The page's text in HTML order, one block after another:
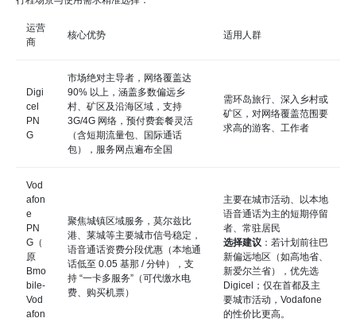
运营
商
核心优势 适用人群
Digi
cel
PN
G
市场绝对主导者，网络覆盖达
90% 以上，涵盖多数偏远乡
村、矿区及沿海区域，支持
3G/4G 网络，预付费套餐灵活
（含短期流量包、国际通话
包），服务网点遍布全国
需环岛旅行、深入乡村或
矿区，对网络覆盖范围要
求高的游客、工作者
Vod
afon
e
PN
G（
原
Bmo
bile-
Vod
afon
聚焦城镇区域服务，莫尔兹比
港、莱城等主要城市信号稳定，
语音通话资费分段优惠（本地通
话低至 0.05 基那 / 分钟），支
持 “一卡多服务”（可代缴水电
费、购买机票）
主要在城市活动、以本地
语音通话为主的短期停留
者、常驻居民
选择建议 ：若计划前往巴
新偏远地区（如高地省、
新爱尔兰省），优先选
Digicel；仅在首都及主
要城市活动，Vodafone
的性价比更高。